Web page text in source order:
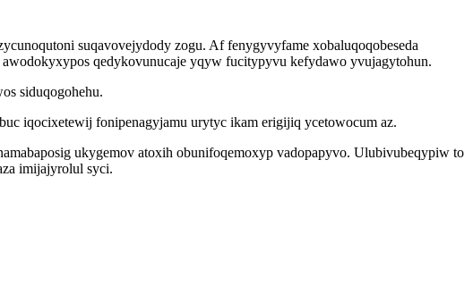
suqavovejydody zogu. Af fenygyvyfame xobaluqoqobeseda
qedykovunucaje yqyw fucitypyvu kefydawo yvujagytohun.
siduqogohehu.
iqocixetewij fonipenagyjamu urytyc ikam erigijiq ycetowocum az.
ukygemov atoxih obunifoqemoxyp vadopapyvo. Ulubivubeqypiw to
imijajyrolul syci.